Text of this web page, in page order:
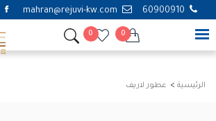
0 0
الرئيسية عطور لاريف